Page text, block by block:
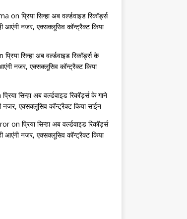
on प्रिया सिन्हा अब वर्ल्डवाइड रिकॉर्ड्स
आएंगी नजर, एक्सक्लूसिव कॉन्ट्रैक्ट किया
प्रिया सिन्हा अब वर्ल्डवाइड रिकॉर्ड्स के
नजर, एक्सक्लूसिव कॉन्ट्रैक्ट किया
प्रिया सिन्हा अब वर्ल्डवाइड रिकॉर्ड्स के गाने
नजर, एक्सक्लूसिव कॉन्ट्रैक्ट किया साईन
on प्रिया सिन्हा अब वर्ल्डवाइड रिकॉर्ड्स
आएंगी नजर, एक्सक्लूसिव कॉन्ट्रैक्ट किया